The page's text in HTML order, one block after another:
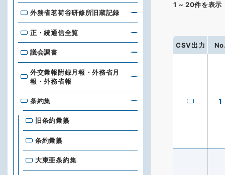
1 ~ 20件を表示
CSV出力 No.
1
外務省茗荷谷研修所旧蔵記録
正・続通信全覧
議会調書
外交彙報附録月報・外務省月
報・外務省報
条約集
旧条約彙纂
条約彙纂
大東亜条約集